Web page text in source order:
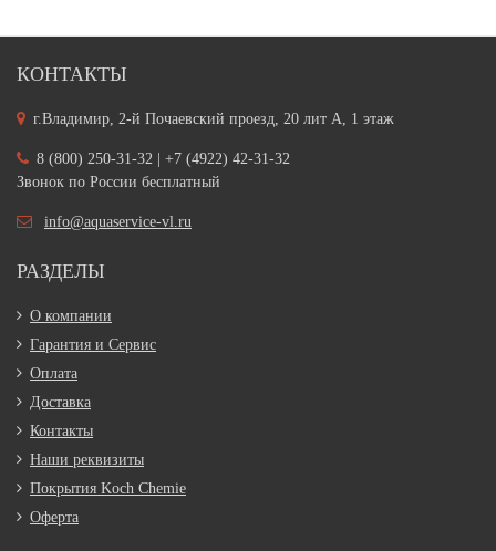
КОНТАКТЫ
г.Владимир, 2-й Почаевский проезд, 20 лит А, 1 этаж
8 (800) 250-31-32 | +7 (4922) 42-31-32
Звонок по России бесплатный
info@aquaservice-vl.ru
РАЗДЕЛЫ
О компании
Гарантия и Сервис
Оплата
Доставка
Контакты
Наши реквизиты
Покрытия Koch Chemie
Оферта